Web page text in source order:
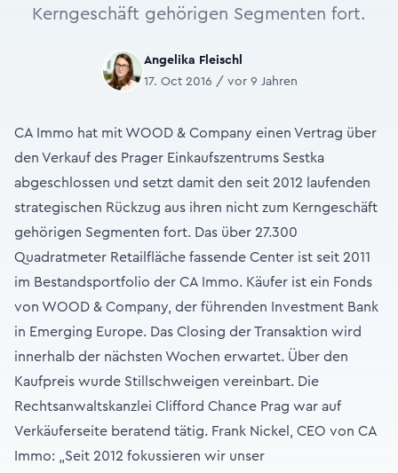
Kerngeschäft gehörigen Segmenten fort.
Angelika Fleischl
17. Oct 2016 / vor 9 Jahren
CA Immo hat mit WOOD & Company einen Vertrag über
den Verkauf des Prager Einkaufszentrums Sestka
abgeschlossen und setzt damit den seit 2012 laufenden
strategischen Rückzug aus ihren nicht zum Kerngeschäft
gehörigen Segmenten fort. Das über 27.300
Quadratmeter Retailfläche fassende Center ist seit 2011
im Bestandsportfolio der CA Immo. Käufer ist ein Fonds
von WOOD & Company, der führenden Investment Bank
in Emerging Europe. Das Closing der Transaktion wird
innerhalb der nächsten Wochen erwartet. Über den
Kaufpreis wurde Stillschweigen vereinbart. Die
Rechtsanwaltskanzlei Clifford Chance Prag war auf
Verkäuferseite beratend tätig. Frank Nickel, CEO von CA
Immo: „Seit 2012 fokussieren wir unser